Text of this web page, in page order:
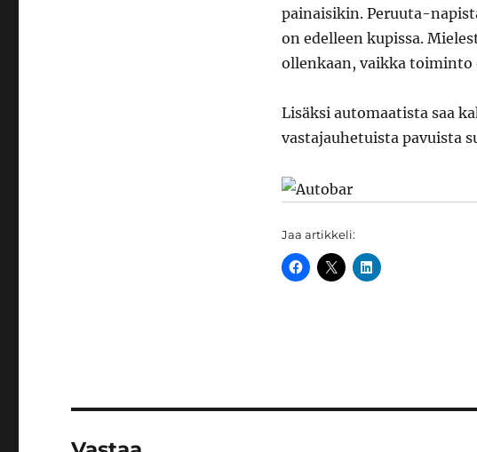
painaisikin. Peruuta-
on edelleen kupissa.
ollenkaan, vaikka
Lisäksi automaatista saa
vastajauhetuista pavuista
Jaa artikkeli: